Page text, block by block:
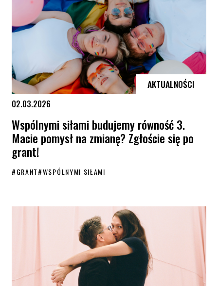
AKTUALNOŚCI
02.03.2026
Wspólnymi siłami budujemy równość 3.
Macie pomysł na zmianę? Zgłoście się po
grant!
#GRANT#WSPÓLNYMI SIŁAMI